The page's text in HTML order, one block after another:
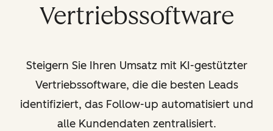
Vertriebssoftware
Steigern Sie Ihren Umsatz mit KI-gestützter
Vertriebssoftware, die die besten Leads
identifiziert, das Follow-up automatisiert und
alle Kundendaten zentralisiert.